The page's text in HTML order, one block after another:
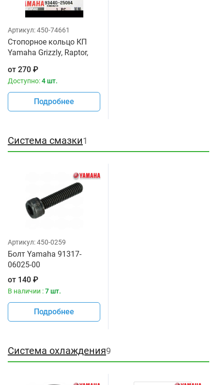
Артикул:450-74661
Стопорное кольцо КП
Yamaha Grizzly, Raptor,
93440-25008-00, 2MB-
E662A-00-00, 93440-
25084-00
от 270 ₽
Доступно:4 шт.
Подробнее
Система смазки1
Артикул:450-0259
Болт Yamaha 91317-
06025-00
от 140 ₽
В наличии :7 шт.
Подробнее
Система охлаждения9